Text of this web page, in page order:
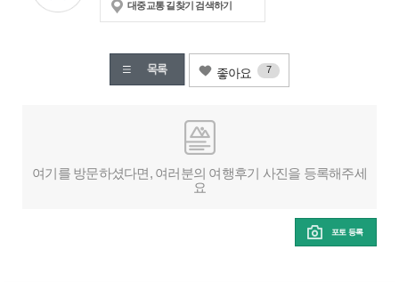
대중교통 길찾기 검색하기
좋아요 7
여기를 방문하셨다면, 여러분의 여행후기 사진을 등록해주세
요
포토 등록